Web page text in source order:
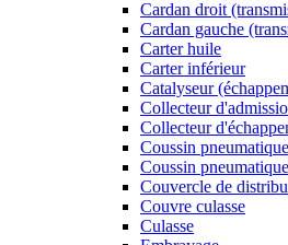
Cardan droit
Cardan gauche
Carter huile
Carter inférieur
Catalyseur
Collecteur
Collecteur
Coussin
Coussin
Couvercle de
Couvre culasse
Culasse